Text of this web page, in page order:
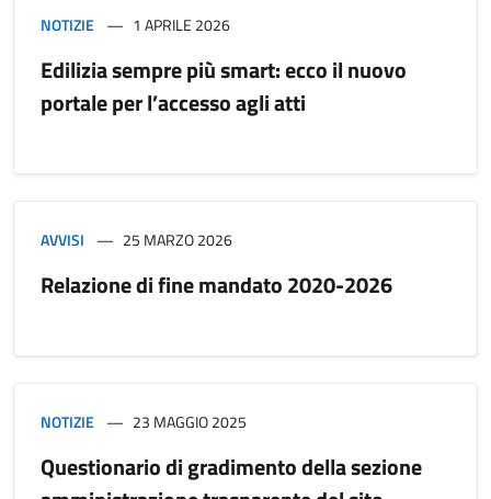
NOTIZIE 1 APRILE 2026
Edilizia sempre più smart: ecco il nuovo
portale per l’accesso agli atti
AVVISI 25 MARZO 2026
Relazione di fine mandato 2020-2026
NOTIZIE 23 MAGGIO 2025
Questionario di gradimento della sezione